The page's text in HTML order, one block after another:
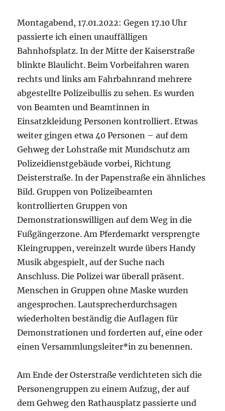
Montagabend, 17.01.2022: Gegen 17.10 Uhr
passierte ich einen unauffälligen
Bahnhofsplatz. In der Mitte der Kaiserstraße
blinkte Blaulicht. Beim Vorbeifahren waren
rechts und links am Fahrbahnrand mehrere
abgestellte Polizeibullis zu sehen. Es wurden
von Beamten und Beamtinnen in
Einsatzkleidung Personen kontrolliert. Etwas
weiter gingen etwa 40 Personen – auf dem
Gehweg der Lohstraße mit Mundschutz am
Polizeidienstgebäude vorbei, Richtung
Deisterstraße. In der Papenstraße ein ähnliches
Bild. Gruppen von Polizeibeamten
kontrollierten Gruppen von
Demonstrationswilligen auf dem Weg in die
Fußgängerzone. Am Pferdemarkt versprengte
Kleingruppen, vereinzelt wurde übers Handy
Musik abgespielt, auf der Suche nach
Anschluss. Die Polizei war überall präsent.
Menschen in Gruppen ohne Maske wurden
angesprochen. Lautsprecherdurchsagen
wiederholten beständig die Auflagen für
Demonstrationen und forderten auf, eine oder
einen Versammlungsleiter*in zu benennen.
Am Ende der Osterstraße verdichteten sich die
Personengruppen zu einem Aufzug, der auf
dem Gehweg den Rathausplatz passierte und